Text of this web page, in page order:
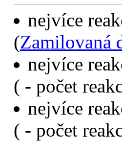
nejvíce
(Zamilovaná
nejvíce
( - počet
nejvíce
( - počet